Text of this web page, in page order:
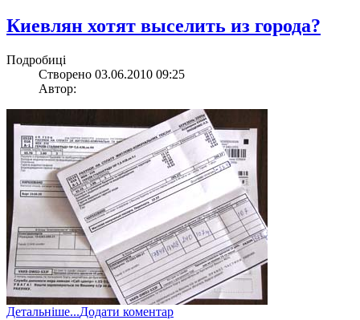
Киевлян хотят выселить из города?
Подробиці
Створено 03.06.2010 09:25
Автор:
Детальніше...Додати коментар